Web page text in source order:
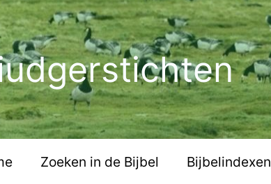
Zoeken in de Bijbel Bijbelindexen